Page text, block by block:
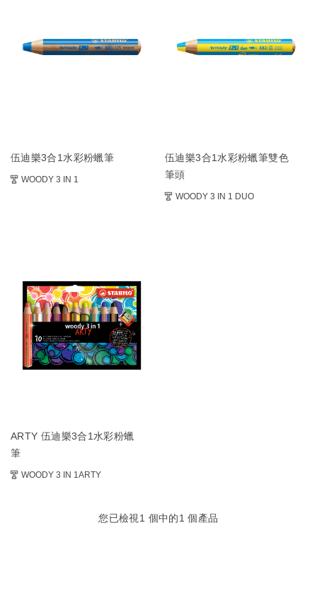
伍迪樂3合1水彩粉蠟筆
WOODY 3 IN 1
伍迪樂3合1水彩粉蠟筆雙色
筆頭
WOODY 3 IN 1 DUO
ARTY 伍迪樂3合1水彩粉蠟
筆
WOODY 3 IN 1ARTY
您已檢視 1 個中的1 個產品